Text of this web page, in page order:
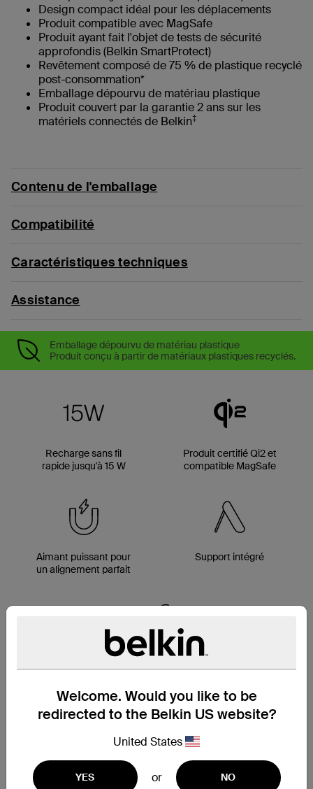
Welcome. Would you like to be
redirected to the Belkin US website?
United States
YES or NO
Design compact idéal pour les déplacements
Produit compatible avec MagSafe
Produit ayant fait l'objet de tests de sécurité
approfondis (Belkin SmartProtect)
Revêtement composé de 75 % de plastique recyclé
post-consommation*
‌Emballage dépourvu de matériau plastique
Produit couvert par la garantie 2 ans sur les
matériels connectés de Belkin‡
Contenu de l'emballage
Compatibilité
Caractéristiques techniques
Assistance
Emballage dépourvu de matériau plastique
Produit conçu à partir de matériaux plastiques recyclés.
Recharge sans fil
rapide jusqu'à 15 W
Produit certifié Qi2 et
compatible MagSafe
Aimant puissant pour
un alignement parfait
Support intégré
Câble USB-C intégré (2 m)